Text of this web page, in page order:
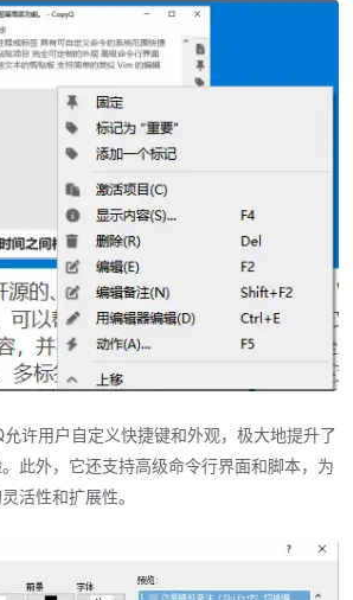
许用户自定义快捷键和外观，极大地提升了
此外，它还支持高级命令行界面和脚本，为
活性和扩展性。